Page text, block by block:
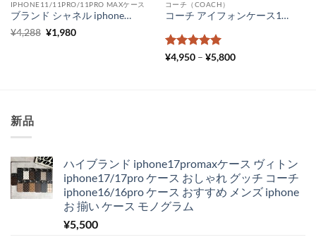
IPHONE11/11PRO/11PRO MAXケース
ブランド シャネル iphoneケース 透明 頑丈 Supreme クリア iPhone11 pro max スマホカバー おしゃれ iPhonexr ガラスケース おすすめ
¥4,288 元
¥1,980現
コーチ（COACH）
コーチ アイフォンケース15promax/15pro 手帳型 coach iPhone14 ケースレザー ブランド iPhone14pro/13promax スマホケース コーチ携帯ケース アイフォン12/11 レディース メンズ
5段階中 5の
¥4,950 – ¥5,800価
新品
ハイブランド iphone17promaxケース ヴィトン
iphone17/17pro ケース おしゃれ グッチ コーチ
iphone16/16pro ケース おすすめ メンズ iphone
お 揃い ケース モノグラム
¥5,500